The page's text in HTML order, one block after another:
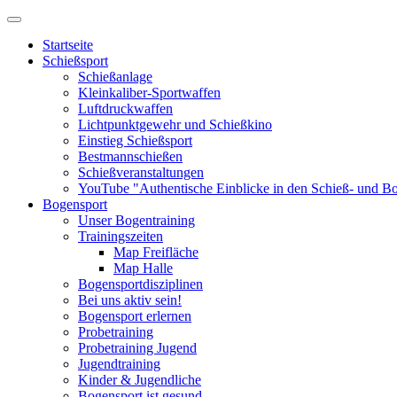
Startseite
Schießsport
Schießanlage
Kleinkaliber-Sportwaffen
Luftdruckwaffen
Lichtpunktgewehr und Schießkino
Einstieg Schießsport
Bestmannschießen
Schießveranstaltungen
YouTube "Authentische Einblicke in den Schieß- und
Bogensport
Unser Bogentraining
Trainingszeiten
Map Freifläche
Map Halle
Bogensportdisziplinen
Bei uns aktiv sein!
Bogensport erlernen
Probetraining
Probetraining Jugend
Jugendtraining
Kinder & Jugendliche